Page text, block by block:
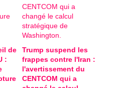
de
:
Trump suspend les
frappes contre l'Iran :
l'avertissement du
CENTCOM qui a